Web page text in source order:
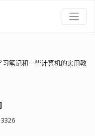
笔记和一些计算机的实用教
3326